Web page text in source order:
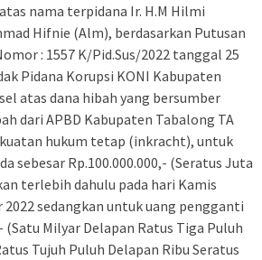
nama terpidana Ir. H.M Hilmi
Hifnie (Alm), berdasarkan Putusan
: 1557 K/Pid.Sus/2022 tanggal 25
Pidana Korupsi KONI Kabupaten
atas dana hibah yang bersumber
dari APBD Kabupaten Tabalong TA
hukum tetap (inkracht), untuk
sebesar Rp.100.000.000,- (Seratus Juta
terlebih dahulu pada hari Kamis
sedangkan untuk uang pengganti
(Satu Milyar Delapan Ratus Tiga Puluh
Tujuh Puluh Delapan Ribu Seratus